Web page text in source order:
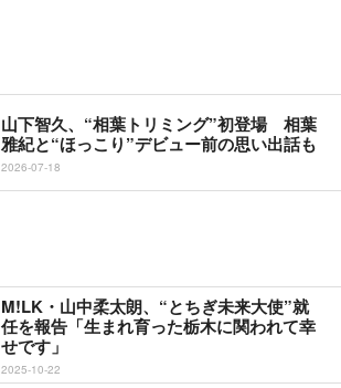
山下智久、“相葉トリミング”初登場 相葉
雅紀と“ほっこり”デビュー前の思い出話も
2026-07-18
M!LK・山中柔太朗、“とちぎ未来大使”就
任を報告「生まれ育った栃木に関われて幸
せです」
2025-10-22